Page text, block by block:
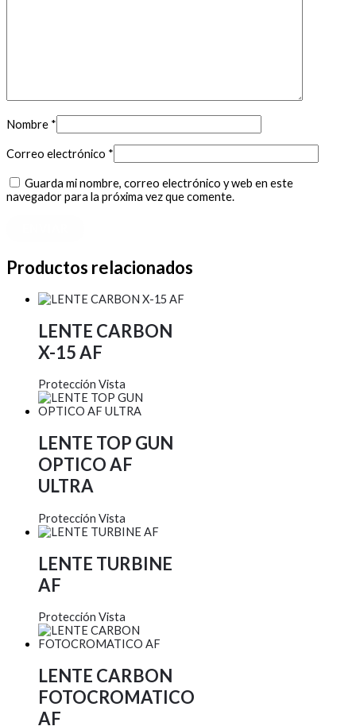
Nombre *
Correo electrónico *
Guarda mi nombre, correo electrónico y web en este
navegador para la próxima vez que comente.
Productos relacionados
LENTE CARBON
X-15 AF
Protección Vista
LENTE TOP GUN
OPTICO AF
ULTRA
Protección Vista
LENTE TURBINE
AF
Protección Vista
LENTE CARBON
FOTOCROMATICO
AF